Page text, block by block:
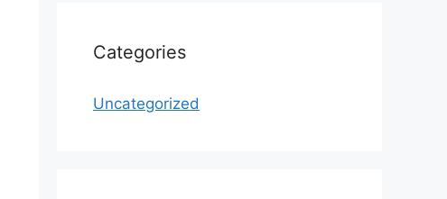
Categories
Uncategorized